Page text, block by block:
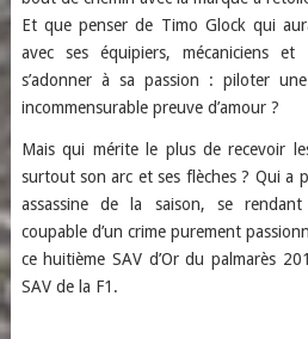
Et que penser de Timo Glock qui
avec ses équipiers, mécaniciens
s’adonner à sa passion : piloter
incommensurable preuve d’amour ?
Mais qui mérite le plus de recevoir
surtout son arc et ses flèches ? Qui a
assassine de la saison, se
coupable d’un crime purement
ce huitième SAV d’Or du palmarès
SAV de la F1.